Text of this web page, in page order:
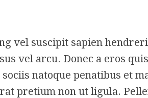
vel suscipit sapien
vel arcu. Donec a eros
natoque penatibus et
pretium non ut ligula.